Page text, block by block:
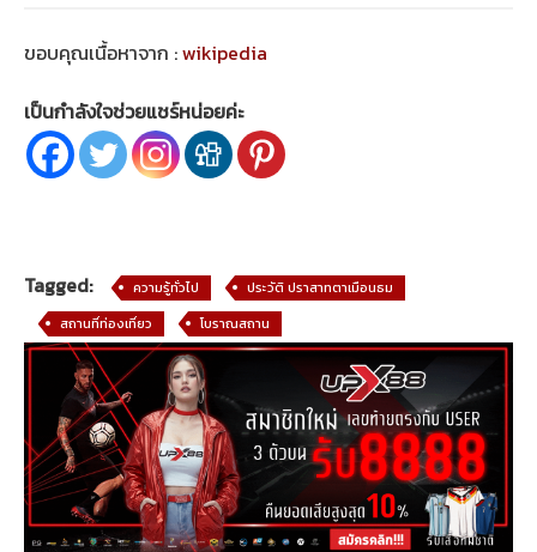
ขอบคุณเนื้อหาจาก :wikipedia
เป็นกำลังใจช่วยแชร์หน่อยค่ะ
Tagged: ความรู้ทั่วไป
ประวัติ ปราสาทตาเมือนธม
สถานที่ท่องเที่ยว
โบราณสถาน